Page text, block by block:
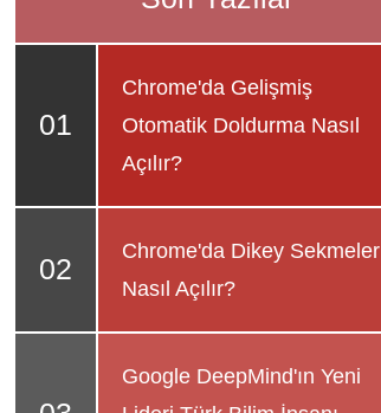
Chrome'da Gelişmiş
Otomatik Doldurma Nasıl
Açılır?
Chrome'da Dikey Sekmeler
Nasıl Açılır?
Google DeepMind'ın Yeni